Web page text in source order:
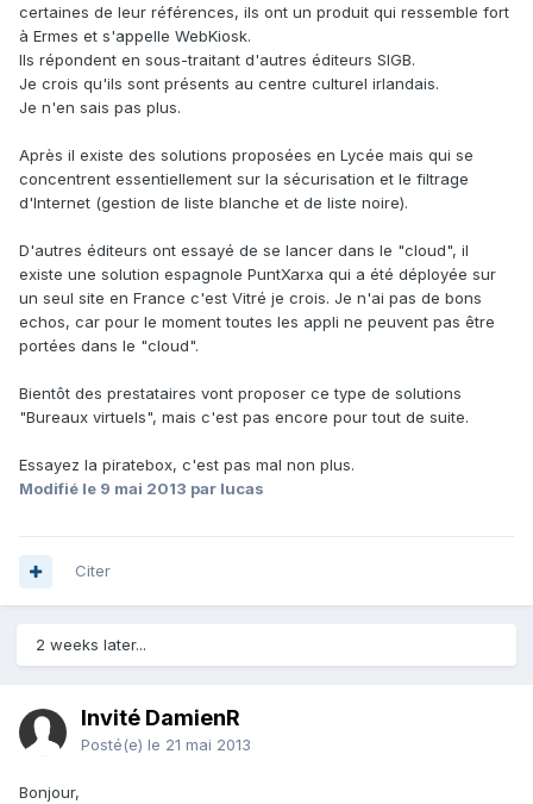
certaines de leur références, ils ont un produit qui ressemble fort
à Ermes et s'appelle WebKiosk.
Ils répondent en sous-traitant d'autres éditeurs SIGB.
Je crois qu'ils sont présents au centre culturel irlandais.
Je n'en sais pas plus.
Après il existe des solutions proposées en Lycée mais qui se
concentrent essentiellement sur la sécurisation et le filtrage
d'Internet (gestion de liste blanche et de liste noire).
D'autres éditeurs ont essayé de se lancer dans le "cloud", il
existe une solution espagnole PuntXarxa qui a été déployée sur
un seul site en France c'est Vitré je crois. Je n'ai pas de bons
echos, car pour le moment toutes les appli ne peuvent pas être
portées dans le "cloud".
Bientôt des prestataires vont proposer ce type de solutions
"Bureaux virtuels", mais c'est pas encore pour tout de suite.
Essayez la piratebox, c'est pas mal non plus.
Modifié le 9 mai 2013 par lucas
Citer
2 weeks later...
Invité DamienR
Posté(e) le 21 mai 2013
Bonjour,